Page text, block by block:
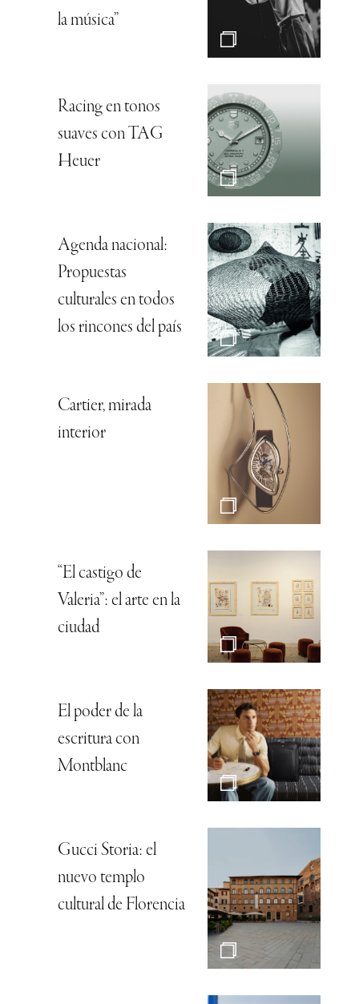
la música”
Racing en tonos
suaves con TAG
Heuer
Agenda nacional:
Propuestas
culturales en todos
los rincones del país
Cartier, mirada
interior
“El castigo de
Valeria”: el arte en la
ciudad
El poder de la
escritura con
Montblanc
Gucci Storia: el
nuevo templo
cultural de Florencia